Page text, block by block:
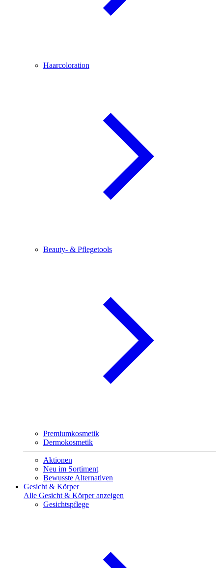
Haarcoloration
Beauty- & Pflegetools
Premiumkosmetik
Dermokosmetik
Aktionen
Neu im Sortiment
Bewusste Alternativen
Gesicht & Körper
Alle Gesicht & Körper anzeigen
Gesichtspflege